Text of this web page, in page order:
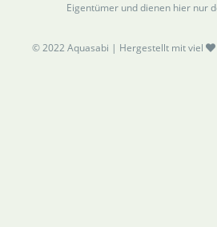
Eigentümer und dienen hier nur
© 2022 Aquasabi | Hergestellt mit viel